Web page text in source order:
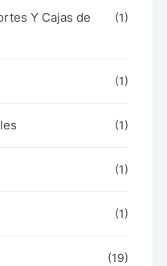
Y Cajas de
(1)
(1)
(1)
(1)
(1)
(19)